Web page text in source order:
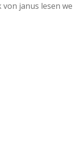
janus lesen